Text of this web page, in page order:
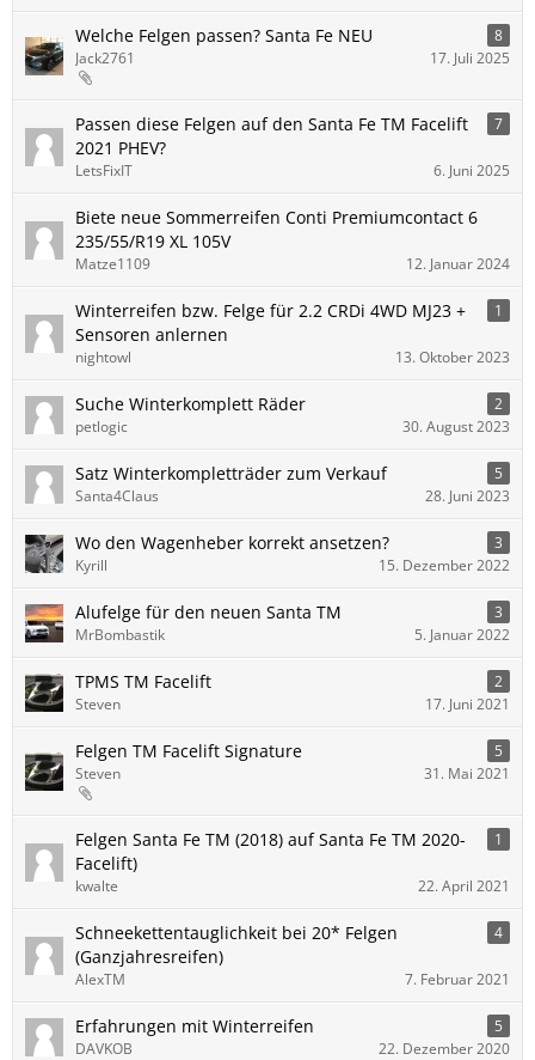
Welche Felgen passen? Santa Fe NEU
8
Jack2761
17. Juli 2025
Passen diese Felgen auf den Santa Fe TM Facelift
2021 PHEV?
7
LetsFixIT 6. Juni 2025
Biete neue Sommerreifen Conti Premiumcontact 6
235/55/R19 XL 105V
Matze1109 12. Januar 2024
Winterreifen bzw. Felge für 2.2 CRDi 4WD MJ23 +
Sensoren anlernen
1
nightowl 13. Oktober 2023
Suche Winterkomplett Räder
2
petlogic
30. August 2023
Satz Winterkompletträder zum Verkauf
5
Santa4Claus
28. Juni 2023
Wo den Wagenheber korrekt ansetzen?
3
Kyrill
15. Dezember 2022
Alufelge für den neuen Santa TM
3
MrBombastik
5. Januar 2022
TPMS TM Facelift
2
Steven
17. Juni 2021
Felgen TM Facelift Signature
5
Steven
31. Mai 2021
Felgen Santa Fe TM (2018) auf Santa Fe TM 2020-
Facelift)
1
kwalte 22. April 2021
Schneekettentauglichkeit bei 20* Felgen
(Ganzjahresreifen)
4
AlexTM 7. Februar 2021
Erfahrungen mit Winterreifen
5
DAVKOB
22. Dezember 2020